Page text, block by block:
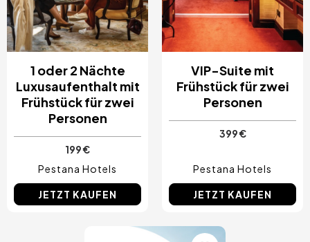
1 oder 2 Nächte
Luxusaufenthalt mit
Frühstück für zwei
Personen
199 €
Pestana Hotels
JETZT KAUFEN
VIP-Suite mit
Frühstück für zwei
Personen
399 €
Pestana Hotels
JETZT KAUFEN